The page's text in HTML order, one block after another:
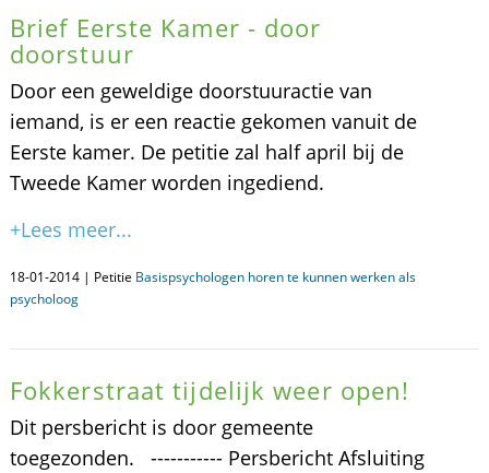
Brief Eerste Kamer - door
doorstuur
Door een geweldige doorstuuractie van
iemand, is er een reactie gekomen vanuit de
Eerste kamer. De petitie zal half april bij de
Tweede Kamer worden ingediend.
+Lees meer...
18-01-2014 | Petitie Basispsychologen horen te kunnen werken als
psycholoog
Fokkerstraat tijdelijk weer open!
Dit persbericht is door gemeente
toegezonden. ----------- Persbericht Afsluiting